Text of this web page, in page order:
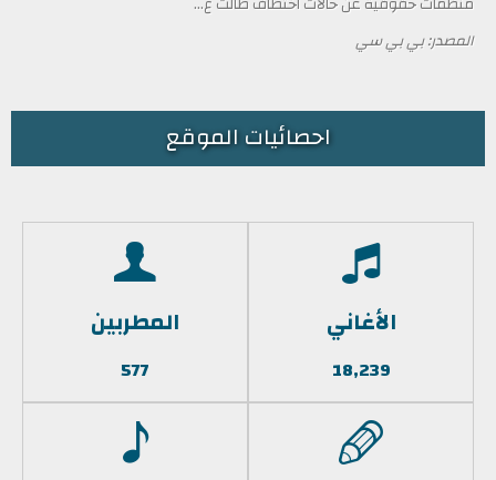
المصدر: بي بي سي
احصائيات الموقع
الأغاني
18,239
المطربين
577